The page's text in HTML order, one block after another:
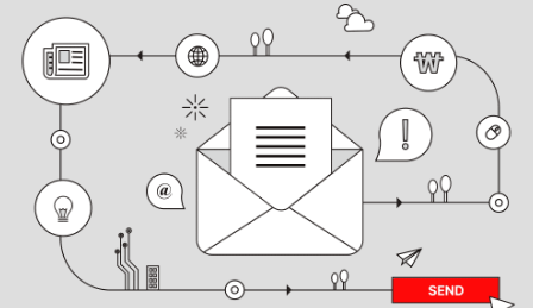
살고 싶은 내집 검색과 대출 금리 비교를 한곳에서! 방방곡곡 포트폴리오